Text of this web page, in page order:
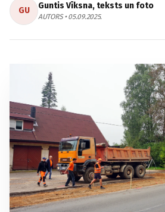
GU Guntis Vīksna, teksts un foto
AUTORS • 05.09.2025.